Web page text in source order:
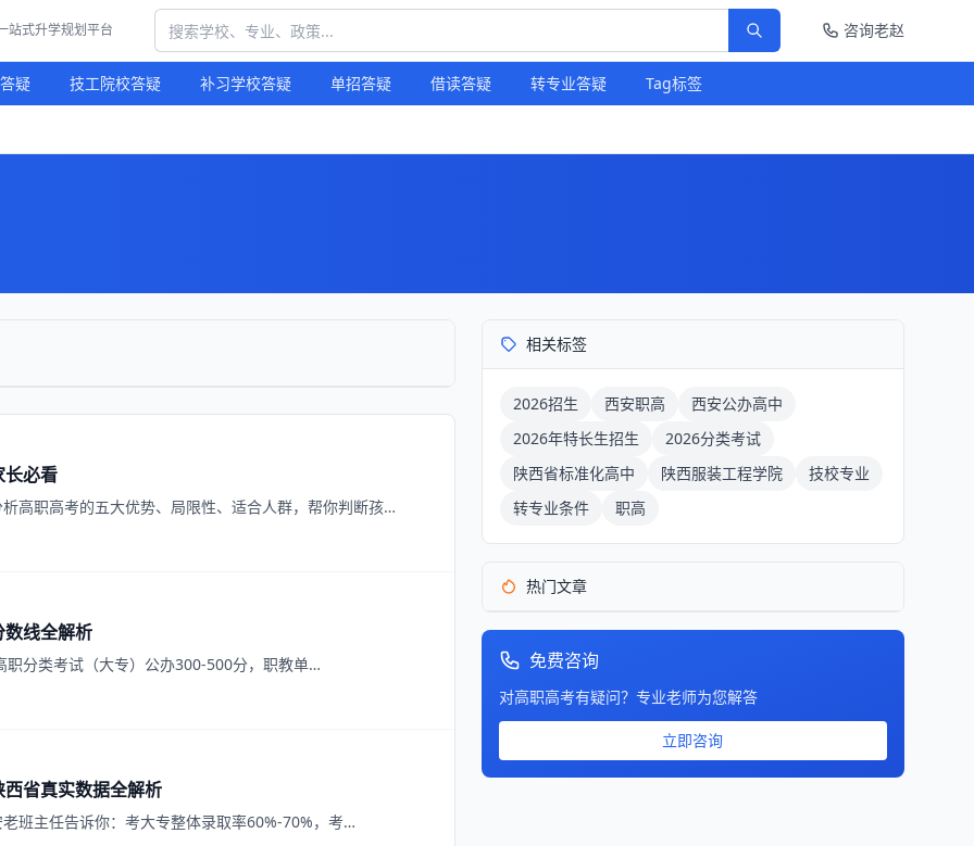
站式升学规划平台 咨询老赵
疑 技工院校答疑 补习学校答疑 单招答疑 借读答疑 转专业答疑 Tag标签
长必看
高职高考的五大优势、局限性、适合人群，帮你判断孩…
线全解析
分类考试（大专）公办300-500分，职教单…
省真实数据全解析
班主任告诉你：考大专整体录取率60%-70%，考…
相关标签
2026招生 西安职高
西安公办高中
2026年特长生招生
2026分类考试
陕西省标准化高中
陕西服装工程学院
技校专业
转专业条件
职高
热门文章
免费咨询
对高职高考有疑问？专业老师为您解答
立即咨询